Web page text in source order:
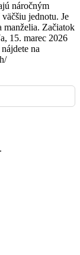
na číslo
zaplať.
náročným
jednotu. Je
manželia. Začiatok
15. marec 2026
na